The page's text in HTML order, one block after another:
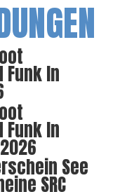
Funk In
Funk In
See
SRC